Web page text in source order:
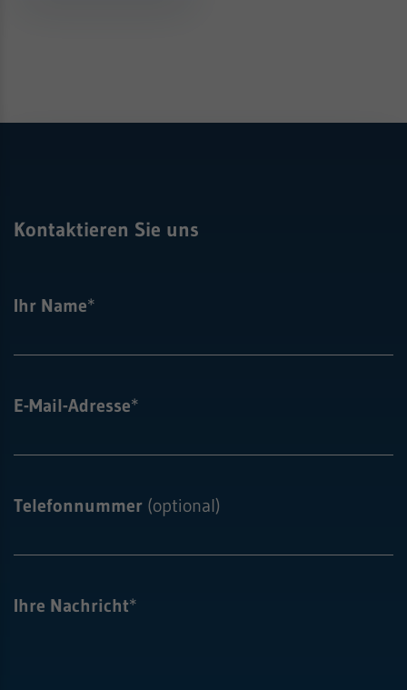
Kontaktieren Sie uns
Ihr Name*
E-Mail-Adresse*
Telefonnummer (optional)
Ihre Nachricht*